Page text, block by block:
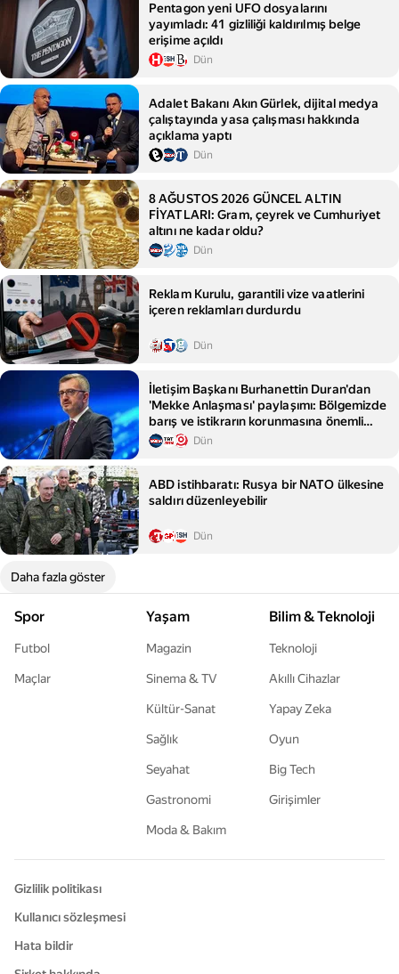
Pentagon yeni UFO dosyalarını
yayımladı: 41 gizliliği kaldırılmış belge
erişime açıldı
Dün
Adalet Bakanı Akın Gürlek, dijital medya
çalıştayında yasa çalışması hakkında
açıklama yaptı
Dün
8 AĞUSTOS 2026 GÜNCEL ALTIN
FİYATLARI: Gram, çeyrek ve Cumhuriyet
altını ne kadar oldu?
Dün
Reklam Kurulu, garantili vize vaatlerini
içeren reklamları durdurdu
Dün
İletişim Başkanı Burhanettin Duran'dan
'Mekke Anlaşması' paylaşımı: Bölgemizde
barış ve istikrarın korunmasına önemli
katkılar sağlayacak
Dün
ABD istihbaratı: Rusya bir NATO ülkesine
saldırı düzenleyebilir
Dün
Daha fazla göster
Spor
Futbol
Maçlar
Yaşam
Magazin
Sinema & TV
Kültür-Sanat
Sağlık
Seyahat
Gastronomi
Moda & Bakım
Bilim & Teknoloji
Teknoloji
Akıllı Cihazlar
Yapay Zeka
Oyun
Big Tech
Girişimler
Gizlilik politikası
Kullanıcı sözleşmesi
Hata bildir